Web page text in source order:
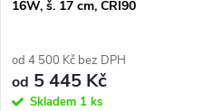
16W, š. 17 cm, CRI90
od 4 500 Kč bez DPH
od 5 445 Kč
Skladem 1 ks